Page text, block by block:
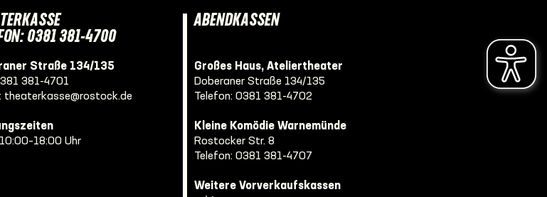
0381 381-4700
Straße 134/135
381-4701
theaterkasse@rostock.de
10:00–18:00 Uhr
ABENDKASSEN
Großes Haus, Ateliertheater
Doberaner Straße 134/135
Telefon: 0381 381-4702
Kleine Komödie Warnemünde
Rostocker Str. 8
Telefon: 0381 381-4707
Weitere Vorverkaufskassen